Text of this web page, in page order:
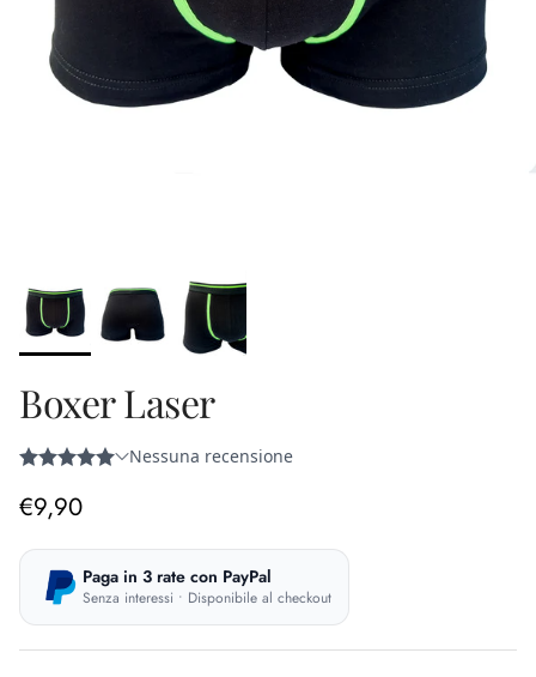
Boxer Laser
Prezzo normale
€9,90
Paga in 3 rate con PayPal
Senza interessi • Disponibile al checkout